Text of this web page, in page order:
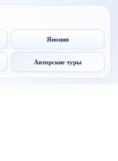
Япония
Авторские туры